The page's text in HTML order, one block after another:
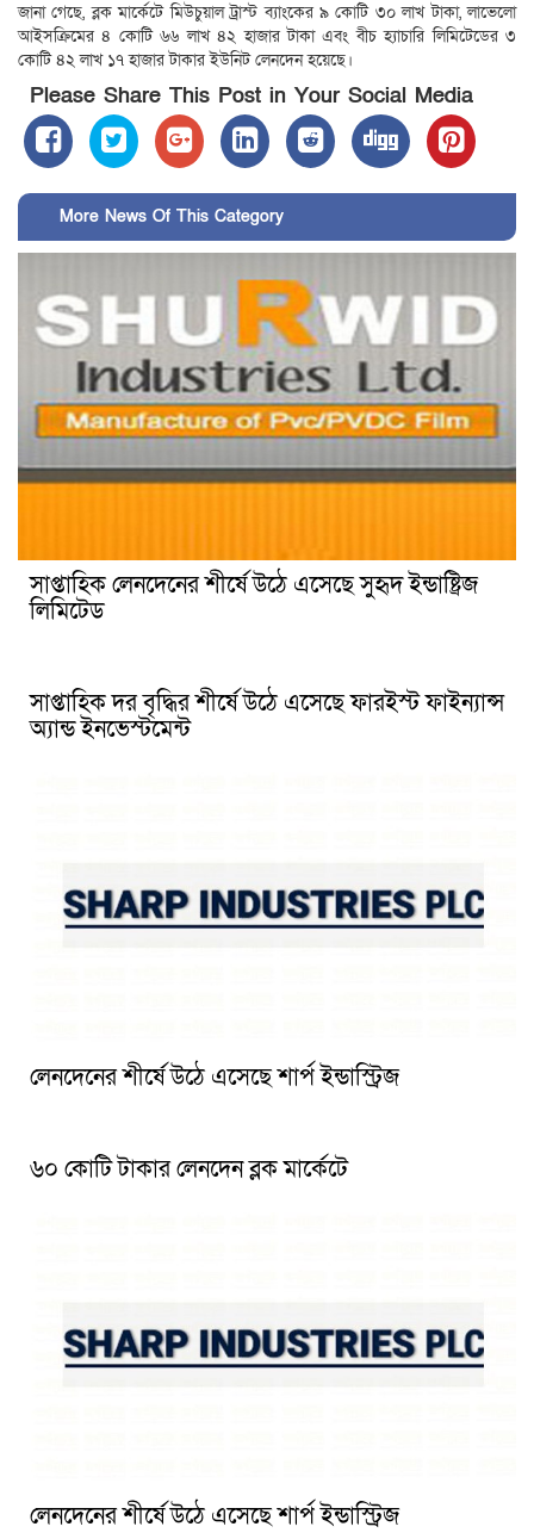
জানা গেছে, ব্লক মার্কেটে মিউচুয়াল ট্রাস্ট ব্যাংকের ৯ কোটি ৩০ লাখ টাকা, লাভেলো
আইসক্রিমের ৪ কোটি ৬৬ লাখ ৪২ হাজার টাকা এবং বীচ হ্যাচারি লিমিটেডের ৩
কোটি ৪২ লাখ ১৭ হাজার টাকার ইউনিট লেনদেন হয়েছে।
Please Share This Post in Your Social Media
More News Of This Category
সাপ্তাহিক লেনদেনের শীর্ষে উঠে এসেছে সুহৃদ ইন্ডাষ্ট্রিজ
লিমিটেড
সাপ্তাহিক দর বৃদ্ধির শীর্ষে উঠে এসেছে ফারইস্ট ফাইন্যান্স
অ্যান্ড ইনভেস্টমেন্ট
লেনদেনের শীর্ষে উঠে এসেছে শার্প ইন্ডাস্ট্রিজ
৬০ কোটি টাকার লেনদেন ব্লক মার্কেটে
লেনদেনের শীর্ষে উঠে এসেছে শার্প ইন্ডাস্ট্রিজ